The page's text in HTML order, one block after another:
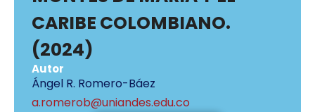
CARIBE COLOMBIANO.
(2024)
Autor
Ángel R. Romero-Báez
a.romerob@uniandes.edu.co